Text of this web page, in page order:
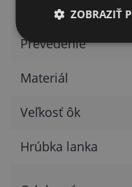
Prevedenie
Materiál
Veľkosť ôk
Hrúbka lanka
ZOBRAZIŤ